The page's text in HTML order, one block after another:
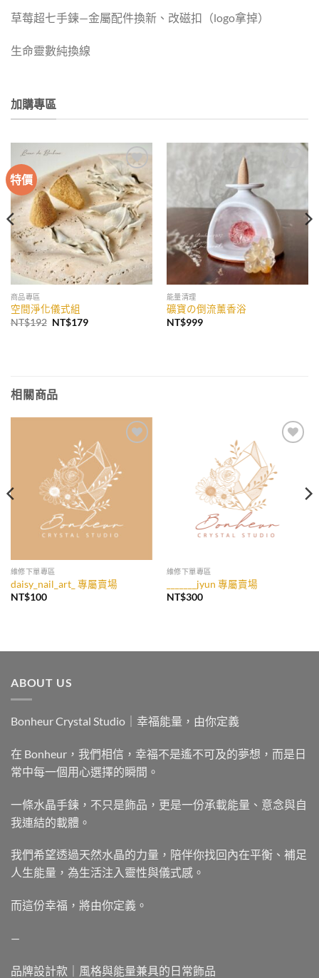
草莓超七手鍊—金屬配件換新、改磁扣（logo拿掉）
生命靈數純換線
加購專區
特價
加入
收藏
商品專區
空間淨化儀式組
NT$192 原
NT$179目
收藏
能量清理
礦寶の倒流薰香浴
NT$999
相關商品
維修下單專區
daisy_nail_art_ 專屬賣場
NT$100
維修下單專區
_______jyun 專屬賣場
NT$300
ABOUT US
Bonheur Crystal Studio｜幸福能量，由你定義
在 Bonheur，我們相信，幸福不是遙不可及的夢想，而是日
常中每一個用心選擇的瞬間。
一條水晶手鍊，不只是飾品，更是一份承載能量、意念與自
我連結的載體。
我們希望透過天然水晶的力量，陪伴你找回內在平衡、補足
人生能量，為生活注入靈性與儀式感。
而這份幸福，將由你定義。
—
品牌設計款｜風格與能量兼具的日常飾品